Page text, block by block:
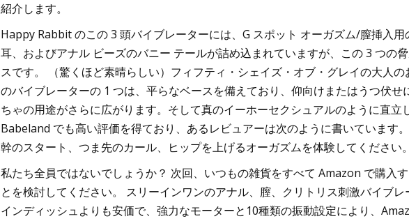
紹介します。
Happy Rabbit のこの 3 頭バイブレーターには、G スポット オーガズム/膣挿入
耳、およびアナル ビーズのバニー テールが詰め込まれていますが、この 3 つの
スです。 （驚くほど素晴らしい）フィフティ・シェイズ・オブ・グレイの大人
のバイブレーターの 1 つは、平らなベースを備えており、仰向けまたはうつ伏
ちゃの用途がさらに広がります。そして真のイーホーセクシュアルのように直立
Babeland でも高い評価を得ており、あるレビュアーは次のように書いています
幹のスタート、つま先のカール、ヒップを上げるオーガズムを体験してください
私たち全員ではないでしょうか？ 次回、いつもの雑貨をすべて Amazon で購入
とを検討してください。 スリーインワンのアナル、膣、クリトリス刺激バイブレ
インディッシュよりも安価で、強力なモーターと10種類の振動設定により、